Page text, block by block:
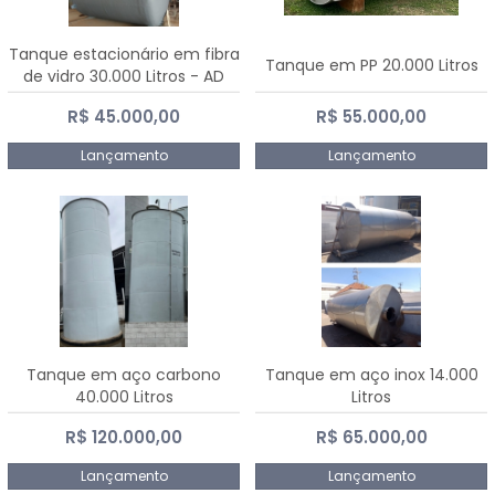
Tanque estacionário em fibra
de vidro 30.000 Litros - AD
Fibras
R$ 45.000,00
Lançamento
Tanque em PP 20.000 Litros
R$ 55.000,00
Lançamento
Tanque em aço carbono
40.000 Litros
R$ 120.000,00
Lançamento
Tanque em aço inox 14.000
Litros
R$ 65.000,00
Lançamento